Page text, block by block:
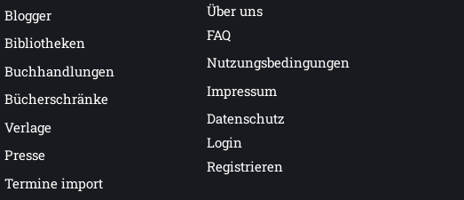
Blogger
Bibliotheken
Buchhandlungen
Bücherschränke
Verlage
Presse
Termine import
Über uns
FAQ
Nutzungsbedingungen
Impressum
Datenschutz
Login
Registrieren